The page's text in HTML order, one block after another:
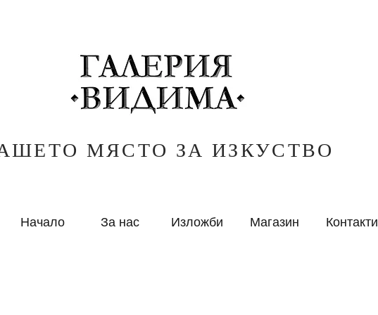
МЯСТО ЗА ИЗКУСТВО
Начало За нас Изложби Магазин Контакти